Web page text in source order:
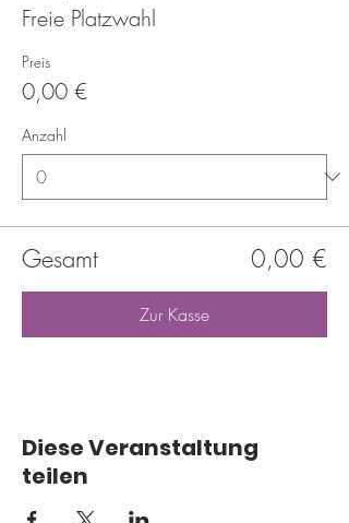
Freie Platzwahl
Preis
0,00 €
Anzahl
Gesamt 0,00 €
Zur Kasse
Diese Veranstaltung
teilen